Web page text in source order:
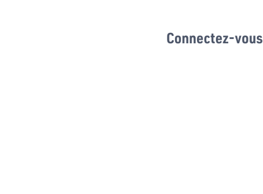
Connectez-